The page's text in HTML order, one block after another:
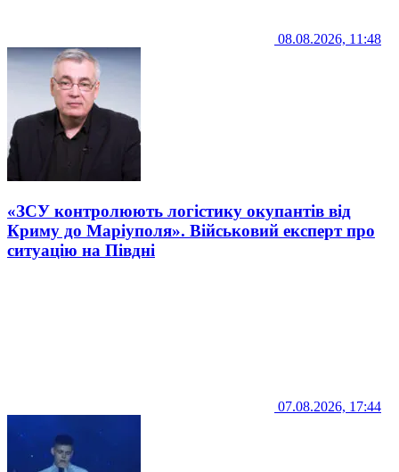
08.08.2026, 11:48
«ЗСУ контролюють логістику окупантів від
Криму до Маріуполя». Військовий експерт про
ситуацію на Півдні
07.08.2026, 17:44